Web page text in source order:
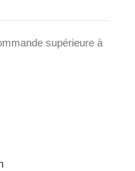
supérieure à